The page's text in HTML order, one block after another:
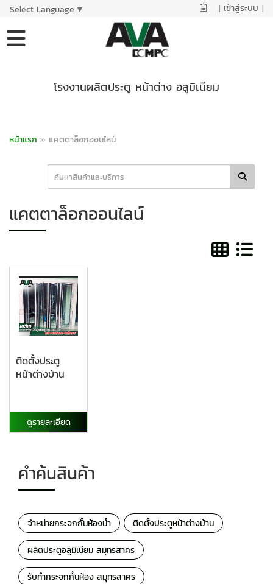
Select Language ▼ | เข้าสู่ระบบ |
โรงงานผลิตประตู หน้าต่าง อลูมิเนียม
หน้าแรก » แคตตาล็อกออนไลน์
แคตตาล็อกออนไลน์
ติดตั้งประตู
หน้าต่างบ้าน
ดูรายละเอียด
คำค้นสินค้า
จำหน่ายกระจกกั้นห้องน้ำ ติดตั้งประตูหน้าต่างบ้าน
ผลิตประตูอลูมิเนียม สมุทรสาคร
รับทำกระจกกั้นห้อง สมุทรสาคร